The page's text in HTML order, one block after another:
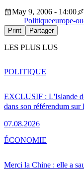
May 9, 2006 - 14:00
Politiqueeurope-
Print Partager
LES PLUS LUS
EXCLUSIF : L'Islande
dans son référendum sur
07.08.2026
POLITIQUE
Merci la Chine : elle a
ÉCONOMIE